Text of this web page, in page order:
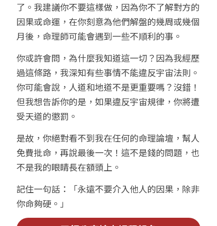
了。我建議你不要這樣做，因為你不了解對方的
因果或命運，在你刻意為他們解盤的幾周或幾個
月後，命理師可能會遇到一些不順利的事。
你或許會問，為什麼我知道這一切？因為我經歷
過這條路，我深知有些事情不能違反宇宙法則。
你可能會說，人道和地道不是更重要嗎？沒錯！
但我想告訴你的是，如果違反宇宙規律，你將遭
受天道的懲罰。
是故，你絕對看不到我在任何的命理論壇，幫人
免費批命，再說最後一次！這不是錢的問題，也
不是我的眼睛長在額頭上。
記住一句話：「永遠不要介入他人的因果，除非
你命夠硬。」